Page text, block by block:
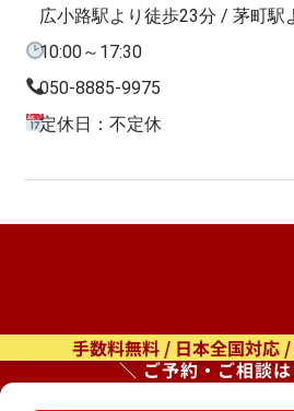
広小路駅より徒歩23分 / 茅町駅
10:00～17:30
050-8885-9975
定休日：不定休
手数料無料 / 日本全国対応
＼ ご予約・ご相談